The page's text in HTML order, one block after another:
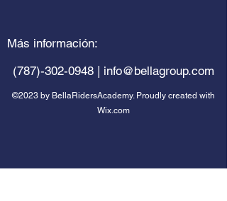
Más información:
(787)-302-0948
info@bellagroup.com
©2023 by BellaRidersAcademy. Proudly created with
Wix.com